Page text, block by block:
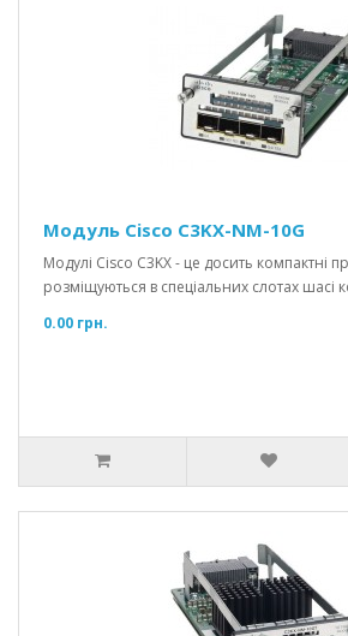
Модуль Cisco C3KX-NM-10G
Модулі Cisco C3KX - це досить компактні
розміщуються в спеціальних слотах шасі
0.00 грн.